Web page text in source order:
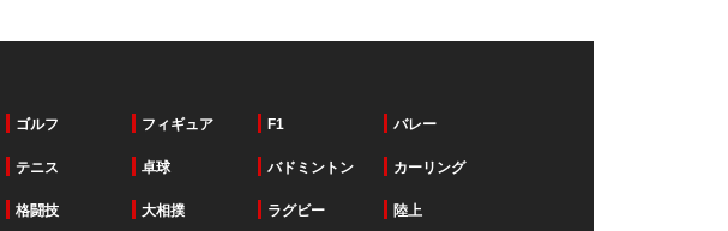
ゴルフ フィギュア F1 バレー
テニス 卓球 バドミントン カーリング
格闘技 大相撲 ラグビー 陸上